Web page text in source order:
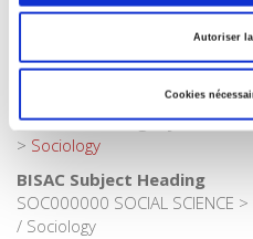
Autoriser
Cookies
Publisher Category
Sociologie
Publisher Category
Urban &
Publisher Category
> Sociology
BISAC Subject Heading
SOC000000 SOCIAL SCIENCE
/ Sociology